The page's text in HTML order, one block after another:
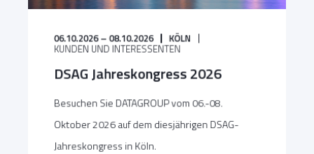
06.10.2026 – 08.10.2026 KÖLN
KUNDEN UND INTERESSENTEN
DSAG Jahreskongress 2026
Besuchen Sie DATAGROUP vom 06.-08.
Oktober 2026 auf dem diesjährigen DSAG-
Jahreskongress in Köln.